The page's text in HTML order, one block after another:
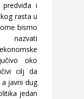
predviđa i
rasta u
bismo
nazvati
oko
cilj da
javni dug
jedan